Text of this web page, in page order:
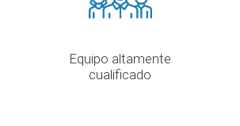
Equipo altamente
cualificado